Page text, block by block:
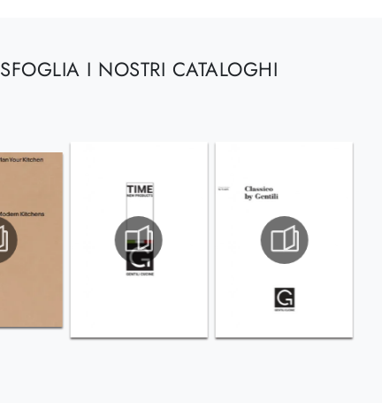
SFOGLIA I NOSTRI CATALOGHI